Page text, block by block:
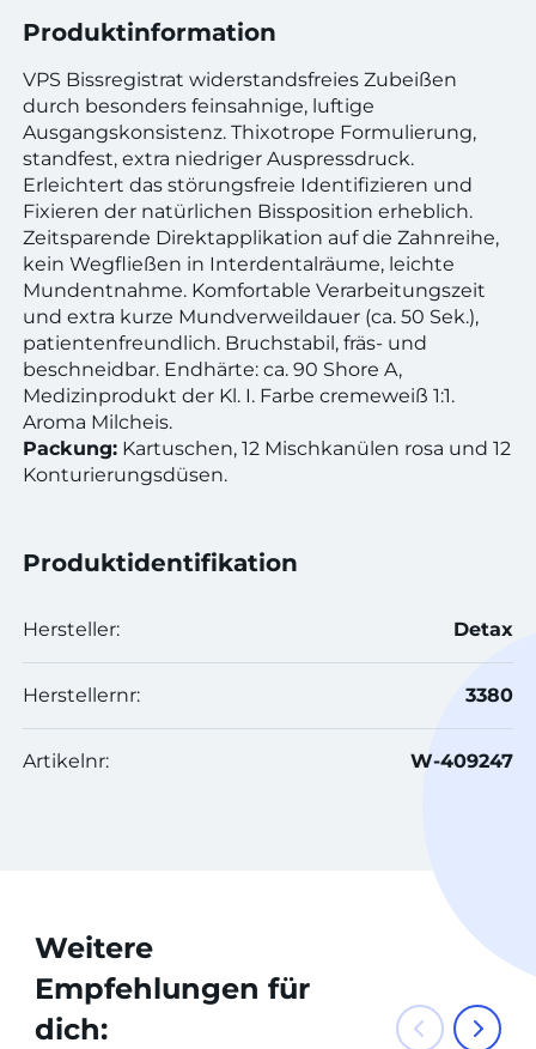
Produktinformation
VPS Bissregistrat widerstandsfreies Zubeißen
durch besonders feinsahnige, luftige
Ausgangskonsistenz. Thixotrope Formulierung,
standfest, extra niedriger Auspressdruck.
Erleichtert das störungsfreie Identifizieren und
Fixieren der natürlichen Bissposition erheblich.
Zeitsparende Direktapplikation auf die Zahnreihe,
kein Wegfließen in Interdentalräume, leichte
Mundentnahme. Komfortable Verarbeitungszeit
und extra kurze Mundverweildauer (ca. 50 Sek.),
patientenfreundlich. Bruchstabil, fräs- und
beschneidbar. Endhärte: ca. 90 Shore A,
Medizinprodukt der Kl. I. Farbe cremeweiß 1:1.
Aroma Milcheis.
Packung: Kartuschen, 12 Mischkanülen rosa und 12
Konturierungsdüsen.
Produktidentifikation
Hersteller: Detax
Herstellernr: 3380
Artikelnr: W-409247
Weitere
Empfehlungen für
dich: